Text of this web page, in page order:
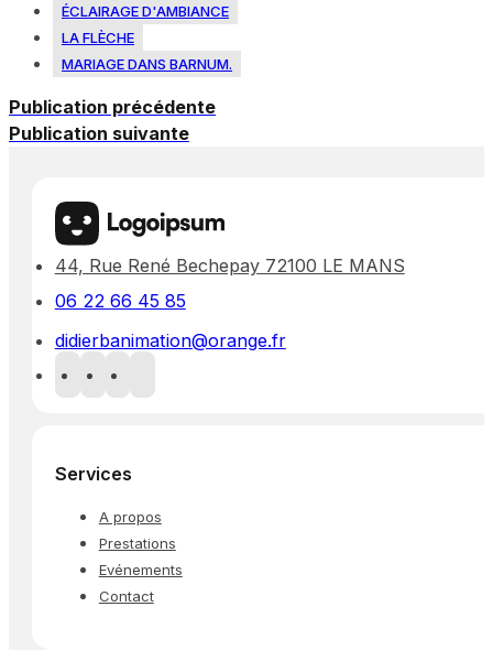
ÉCLAIRAGE D'AMBIANCE
LA FLÈCHE
MARIAGE DANS BARNUM.
Publication précédente
Publication suivante
44, Rue René Bechepay 72100 LE MANS
06 22 66 45 85
didierbanimation@orange.fr
Services
A propos
Prestations
Evénements
Contact